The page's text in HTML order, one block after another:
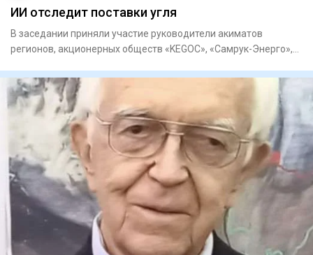
ИИ отследит поставки угля
В заседании приняли участие руководители акиматов
регионов, акционерных обществ «KEGOC», «Самрук-Энерго»,